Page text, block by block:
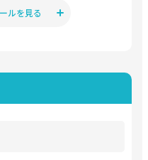
ポストキャンペーン開催決
ルを見る